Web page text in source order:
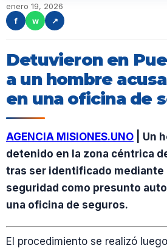
enero 19, 2026
f
w ↗
Detuvieron en
a un hombre
en una oficina de
AGENCIA MISIONES.UNO | Un
detenido en la zona céntrica
tras ser identificado mediante
seguridad como presunto
una oficina de seguros.
El procedimiento se realizó